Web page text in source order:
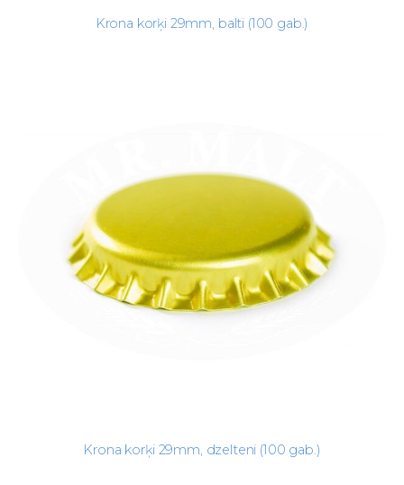
Krona korķi 29mm, balti (100 gab.)
Krona korķi 29mm, dzelteni (100 gab.)